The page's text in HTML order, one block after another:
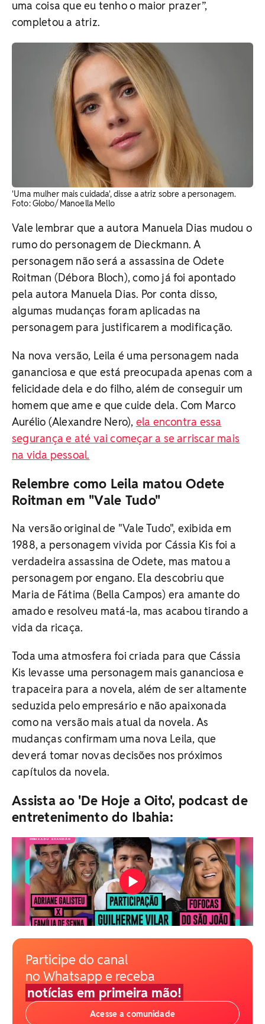
uma coisa que eu tenho o maior prazer”,
completou a atriz.
'Uma mulher mais cuidada', disse a atriz sobre a personagem.
Foto: Globo/ Manoella Mello
Vale lembrar que a autora Manuela Dias mudou o
rumo do personagem de Dieckmann. A
personagem não será a assassina de Odete
Roitman (Débora Bloch), como já foi apontado
pela autora Manuela Dias. Por conta disso,
algumas mudanças foram aplicadas na
personagem para justificarem a modificação.
Na nova versão, Leila é uma personagem nada
gananciosa e que está preocupada apenas com a
felicidade dela e do filho, além de conseguir um
homem que ame e que cuide dela. Com Marco
Aurélio (Alexandre Nero), ela encontra essa
segurança e até vai começar a se arriscar mais
na vida pessoal.
Relembre como Leila matou Odete
Roitman em "Vale Tudo"
Na versão original de "Vale Tudo", exibida em
1988, a personagem vivida por Cássia Kis foi a
verdadeira assassina de Odete, mas matou a
personagem por engano. Ela descobriu que
Maria de Fátima (Bella Campos) era amante do
amado e resolveu matá-la, mas acabou tirando a
vida da ricaça.
Toda uma atmosfera foi criada para que Cássia
Kis levasse uma personagem mais gananciosa e
trapaceira para a novela, além de ser altamente
seduzida pelo empresário e não apaixonada
como na versão mais atual da novela. As
mudanças confirmam uma nova Leila, que
deverá tomar novas decisões nos próximos
capítulos da novela.
Assista ao 'De Hoje a Oito', podcast de
entretenimento do Ibahia:
Participe do canal
no Whatsapp e receba
notícias em primeira mão!
Acesse a comunidade